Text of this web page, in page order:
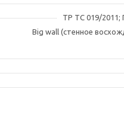
ТР ТС 019/2011;
Big wall (стенное